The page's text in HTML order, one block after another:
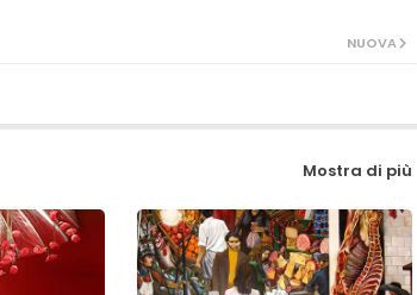
NUOVA
Mostra di più